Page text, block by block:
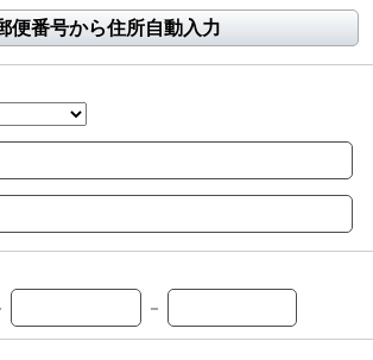
便番号から住所自動入力
－